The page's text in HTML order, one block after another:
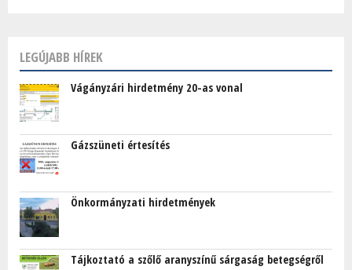
LEGÚJABB HÍREK
Vágányzári hirdetmény 20-as vonal
Gázszüneti értesítés
Önkormányzati hirdetmények
Tájkoztató a szőlő aranyszínű sárgaság betegségről